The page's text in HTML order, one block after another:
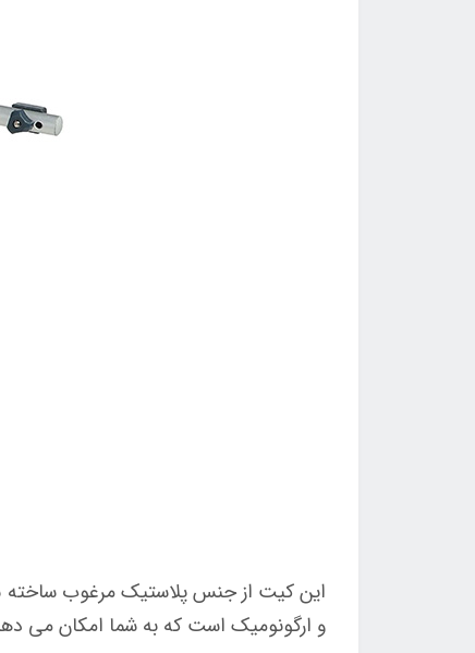
این کیت از جنس پلاستیک مرغوب ساخته
و ارگونومیک است که به شما امکان می